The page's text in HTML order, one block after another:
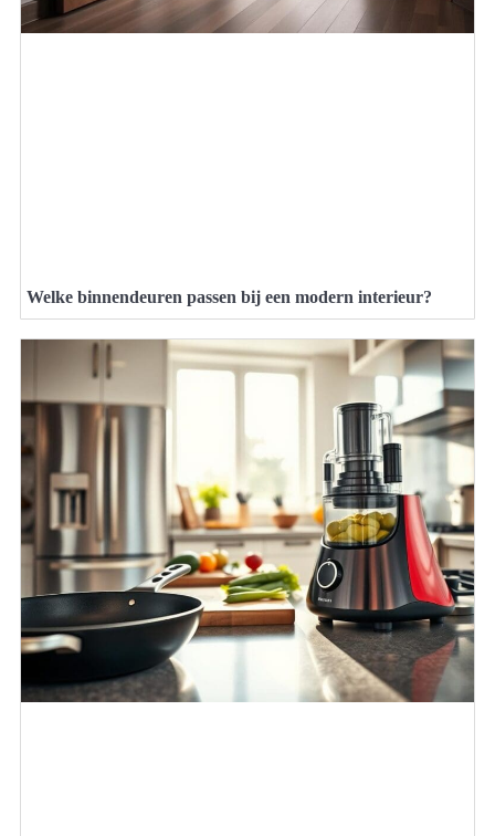
Welke binnendeuren passen bij een modern interieur?